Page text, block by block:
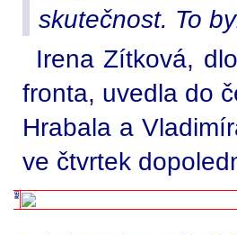
skutečnost. To
Irena Zítková,
fronta, uvedla do
Hrabala a
ve čtvrtek